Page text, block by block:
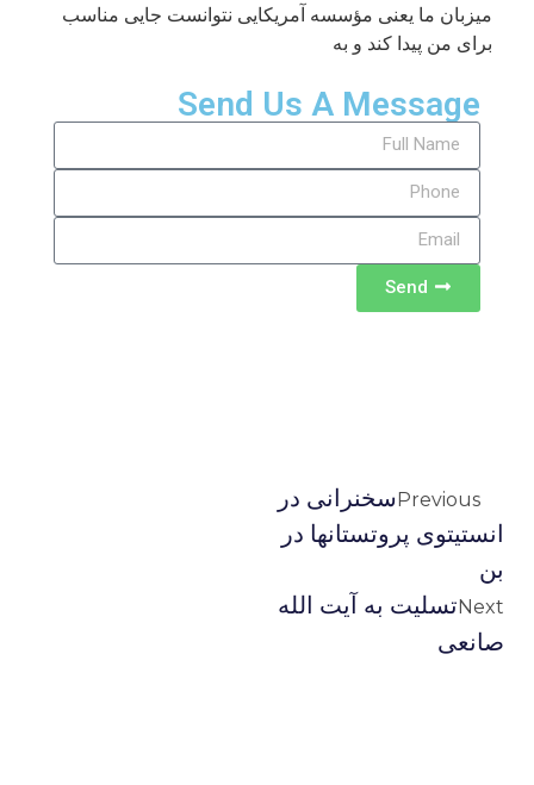
میزبان ما یعنی مؤسسه آمریکایی نتوانست جایی مناسب
برای من پیدا کند و به
Send Us A Message
Send
Previousسخنرانی در
انستیتوی پروتستانها در
بن
Nextتسلیت به آیت الله
صانعی